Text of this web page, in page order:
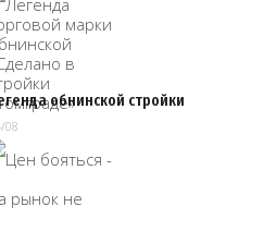
обнинской стройки
08